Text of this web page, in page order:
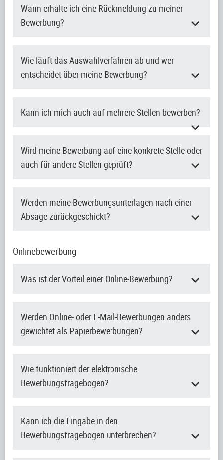
Wann erhalte ich eine Rückmeldung zu meiner
Bewerbung?
Wie läuft das Auswahlverfahren ab und wer
entscheidet über meine Bewerbung?
Kann ich mich auch auf mehrere Stellen bewerben?
Wird meine Bewerbung auf eine konkrete Stelle oder
auch für andere Stellen geprüft?
Werden meine Bewerbungsunterlagen nach einer
Absage zurückgeschickt?
Onlinebewerbung
Was ist der Vorteil einer Online-Bewerbung?
Werden Online- oder E-Mail-Bewerbungen anders
gewichtet als Papierbewerbungen?
Wie funktioniert der elektronische
Bewerbungsfragebogen?
Kann ich die Eingabe in den
Bewerbungsfragebogen unterbrechen?